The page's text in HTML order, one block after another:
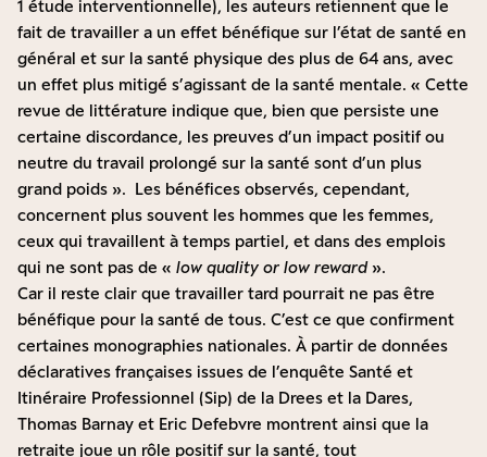
1 étude interventionnelle), les auteurs retiennent que le
fait de travailler a un effet bénéfique sur l’état de santé en
général et sur la santé physique des plus de 64 ans, avec
un effet plus mitigé s’agissant de la santé mentale. « Cette
revue de littérature indique que, bien que persiste une
certaine discordance, les preuves d’un impact positif ou
neutre du travail prolongé sur la santé sont d’un plus
grand poids ». Les bénéfices observés, cependant,
concernent plus souvent les hommes que les femmes,
ceux qui travaillent à temps partiel, et dans des emplois
qui ne sont pas de « low quality or low reward».
Car il reste clair que travailler tard pourrait ne pas être
bénéfique pour la santé de tous. C’est ce que confirment
certaines monographies nationales. À partir de données
déclaratives françaises issues de l’enquête Santé et
Itinéraire Professionnel (Sip) de la Drees et la Dares,
Thomas Barnay et Eric Defebvre montrent ainsi que la
retraite joue un rôle positif sur la santé, tout